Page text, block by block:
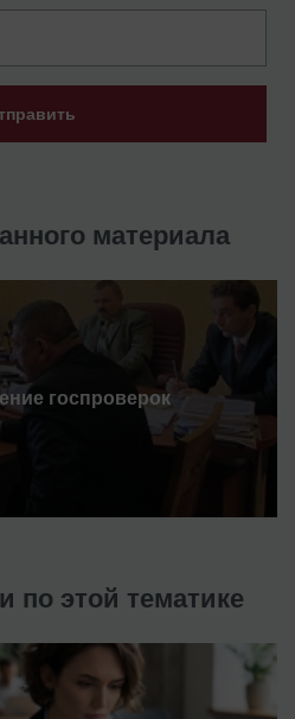
материала
госпроверок
по этой тематике